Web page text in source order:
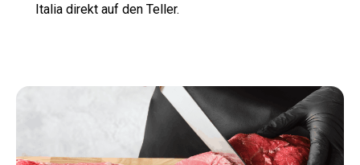
Italia direkt auf den Teller.